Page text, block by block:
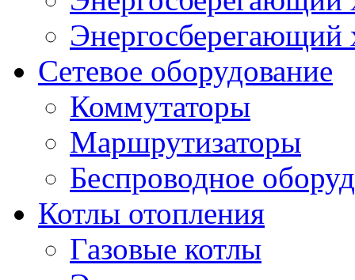
Энергосберегающий
Сетевое оборудование
Коммутаторы
Маршрутизаторы
Беспроводное
Котлы отопления
Газовые котлы